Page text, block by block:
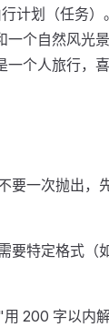
计划（任务）
一个自然风光
一个人旅行，
要一次抛出，
要特定格式（
用 200 字以内